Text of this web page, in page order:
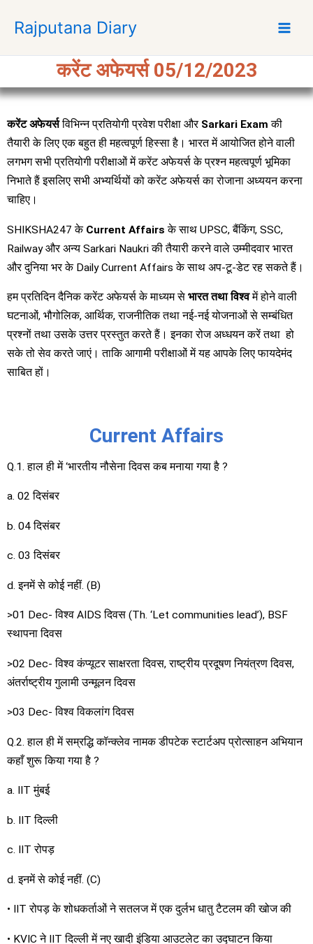
p
o
Rajputana Diary
करेंट अफेयर्स 05/12/2023
करेंट अफेयर्सविभिन्न प्रतियोगी प्रवेश परीक्षा और Sarkari Exam की
तैयारी के लिए एक बहुत ही महत्वपूर्ण हिस्सा है। भारत में आयोजित होने वाली
लगभग सभी प्रतियोगी परीक्षाओं में करेंट अफेयर्स के प्रश्न महत्वपूर्ण भूमिका
निभाते हैं इसलिए सभी अभ्यर्थियों को करेंट अफेयर्स का रोजाना अध्ययन करना
चाहिए।
SHIKSHA247 के Current Affairs के साथ UPSC, बैंकिंग, SSC,
Railway और अन्य Sarkari Naukri की तैयारी करने वाले उम्मीदवार भारत
और दुनिया भर के Daily Current Affairs के साथ अप-टू-डेट रह सकते हैं।
हम प्रतिदिन दैनिक करेंट अफेयर्स के माध्यम से भारत तथा विश्वमें होने वाली
घटनाओं, भौगोलिक, आर्थिक, राजनीतिक तथा नई-नई योजनाओं से सम्बंधित
प्रश्नों तथा उसके उत्तर प्रस्तुत करते हैं। इनका रोज अध्धयन करें तथा हो
सके तो सेव करते जाएं। ताकि आगामी परीक्षाओं में यह आपके लिए फायदेमंद
साबित हों।
Current Affairs
Q.1. हाल ही में ‘भारतीय नौसेना दिवस कब मनाया गया है ?
a. 02 दिसंबर
b. 04 दिसंबर
c. 03 दिसंबर
d. इनमें से कोई नहीं. (B)
>01 Dec- विश्व AIDS दिवस (Th. ‘Let communities lead’), BSF
स्थापना दिवस
>02 Dec- विश्व कंप्यूटर साक्षरता दिवस, राष्ट्रीय प्रदूषण नियंत्रण दिवस,
अंतर्राष्ट्रीय गुलामी उन्मूलन दिवस
>03 Dec- विश्व विकलांग दिवस
Q.2. हाल ही में सम्रद्धि कॉन्क्लेव नामक डीपटेक स्टार्टअप प्रोत्साहन अभियान
कहाँ शुरू किया गया है ?
a. IIT मुंबई
b. IIT दिल्ली
c. IIT रोपड़
d. इनमें से कोई नहीं. (C)
• IIT रोपड़ के शोधकर्ताओं ने सतलज में एक दुर्लभ धातु टैटलम की खोज की
• KVIC ने IIT दिल्ली में नए खादी इंडिया आउटलेट का उद्घाटन किया